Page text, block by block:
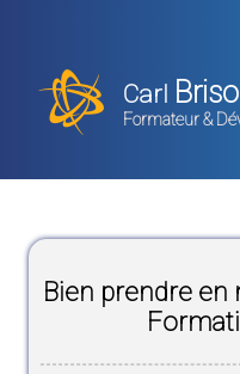
Carl
Formateur &
Bien prendre en